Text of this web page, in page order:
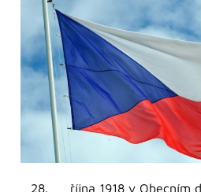
října 1918 v Obecním